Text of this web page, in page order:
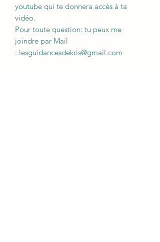
youtube qui te donnera accès à ta
vidéo.
Pour toute question: tu peux me
joindre par Mail
: lesguidancesdekris@gmail.com